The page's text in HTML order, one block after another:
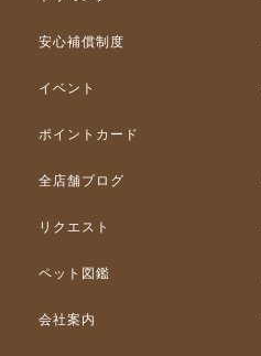
安心補償制度
イベント
ポイントカード
全店舗ブログ
リクエスト
ペット図鑑
会社案内